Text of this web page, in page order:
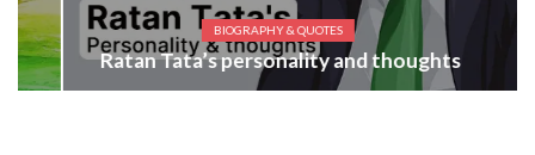
BIOGRAPHY & QUOTES
Ratan Tata’s personality and thoughts